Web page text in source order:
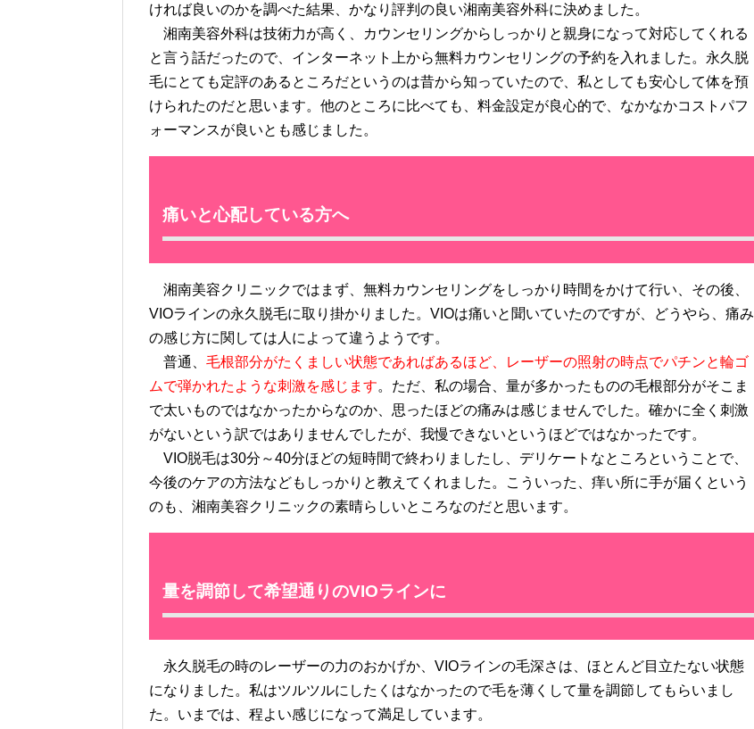
ければ良いのかを調べた結果、かなり評判の良い湘南美容外科に決めました。
湘南美容外科は技術力が高く、カウンセリングからしっかりと親身になって対応してくれる
と言う話だったので、インターネット上から無料カウンセリングの予約を入れました。永久脱
毛にとても定評のあるところだというのは昔から知っていたので、私としても安心して体を預
けられたのだと思います。他のところに比べても、料金設定が良心的で、なかなかコストパフ
ォーマンスが良いとも感じました。
痛いと心配している方へ
湘南美容クリニックではまず、無料カウンセリングをしっかり時間をかけて行い、その後、
VIOラインの永久脱毛に取り掛かりました。VIOは痛いと聞いていたのですが、どうやら、痛み
の感じ方に関しては人によって違うようです。
普通、 毛根部分がたくましい状態であればあるほど、レーザーの照射の時点でパチンと輪ゴ
ムで弾かれたような刺激を感じます。ただ、私の場合、量が多かったものの毛根部分がそこま
で太いものではなかったからなのか、思ったほどの痛みは感じませんでした。確かに全く刺激
がないという訳ではありませんでしたが、我慢できないというほどではなかったです。
VIO脱毛は30分～40分ほどの短時間で終わりましたし、デリケートなところということで、
今後のケアの方法などもしっかりと教えてくれました。こういった、痒い所に手が届くという
のも、湘南美容クリニックの素晴らしいところなのだと思います。
量を調節して希望通りのVIOラインに
永久脱毛の時のレーザーの力のおかげか、VIOラインの毛深さは、ほとんど目立たない状態
になりました。私はツルツルにしたくはなかったので毛を薄くして量を調節してもらいまし
た。いまでは、程よい感じになって満足しています。